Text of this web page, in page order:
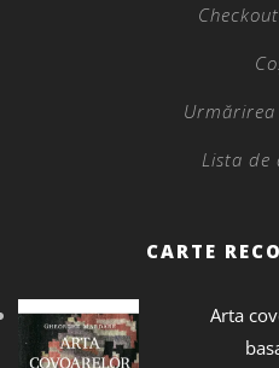
Lista de
CARTE
Arta